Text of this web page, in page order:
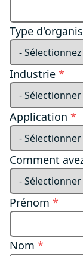
Type
Industrie *
Application *
Comment
Prénom *
Nom *